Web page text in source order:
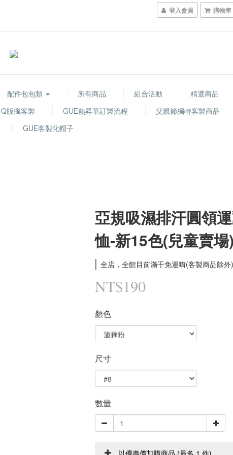
登入會員 購物車
配件包包類 所有商品 組合活動 精選商品
版瘋客製 GUE熱昇華訂製流程 父親節獨特客製商品
GUE客製化帽子
亞規吸濕排汗圓領
恤-新15色(兒童賣場)
全店，全館目前滿千免運唷(客製商品除外)
NT$190
顏色
尺寸
數量
以優惠價加購商品 (最多 1 件)